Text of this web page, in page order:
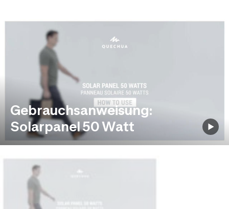
Gebrauchsanweisung:
Solarpanel 50 Watt